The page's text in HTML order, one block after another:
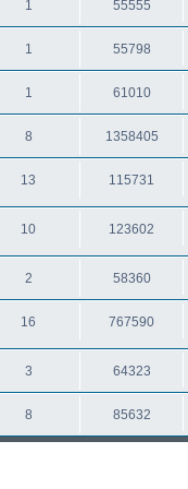
1 55555
1 55798
1 61010
8 1358405
13 115731
10 123602
2 58360
16 767590
3 64323
8 85632